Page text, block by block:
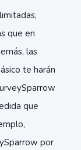
que en
las
te harán
que
por